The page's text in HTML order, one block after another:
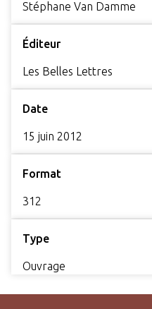
Stéphane Van Damme
Éditeur
Les Belles Lettres
Date
15 juin 2012
Format
312
Type
Ouvrage